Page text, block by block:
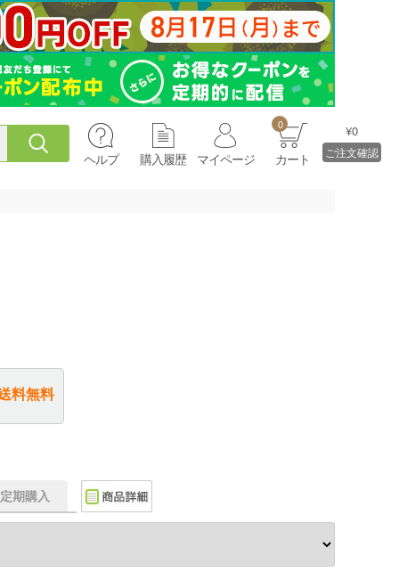
ヘルプ 購入履歴 マイページ
0
カート
¥0
ご注文確認
料無料
期購入